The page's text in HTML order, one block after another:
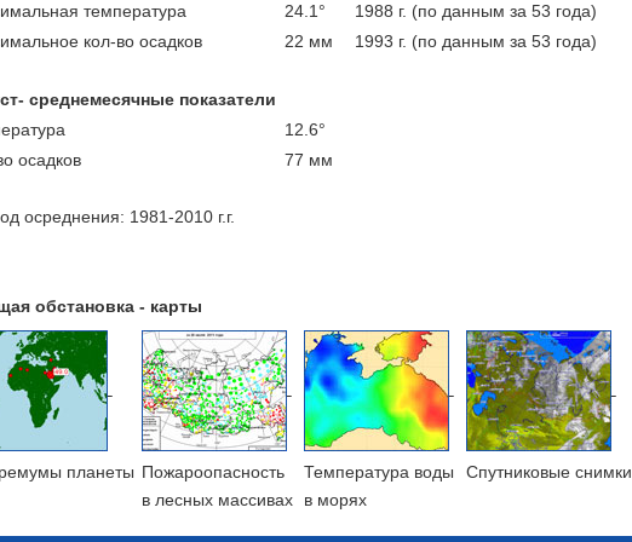
температура
24.1°
1988 г. (по данным за 53 года)
кол-во осадков
22 мм 1993 г. (по данным за 53 года)
среднемесячные показатели
12.6°
осадков
77 мм
осреднения: 1981-2010 г.г.
обстановка - карты
планеты Пожароопасность
в лесных массивах
Температура воды
в морях
Cпутниковые снимки